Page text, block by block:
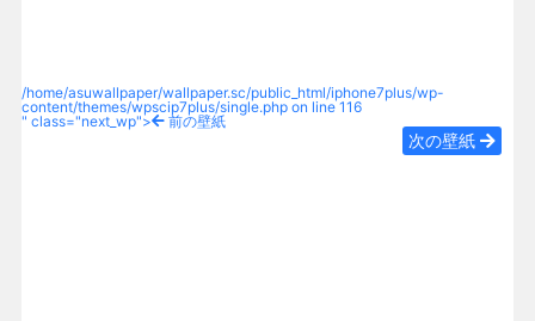
/home/asuwallpaper/wallpaper.sc/public_html/iphone7plus/wp-
content/themes/wpscip7plus/single.php on line116
" class="next_wp">
前の壁紙
次の壁紙